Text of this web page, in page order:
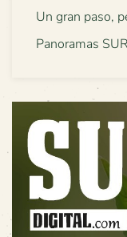
Un gran paso,
Panoramas